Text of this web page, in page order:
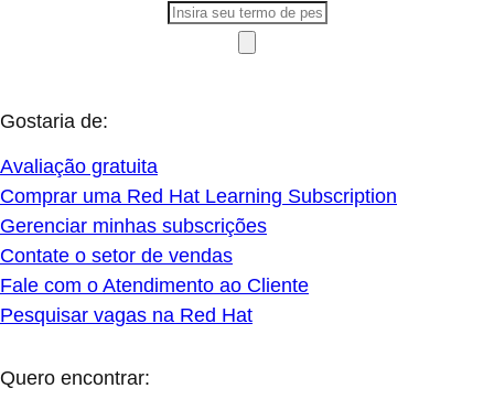
Gostaria de:
Avaliação gratuita
Comprar uma Red Hat Learning Subscription
Gerenciar minhas subscrições
Contate o setor de vendas
Fale com o Atendimento ao Cliente
Pesquisar vagas na Red Hat
Quero encontrar: